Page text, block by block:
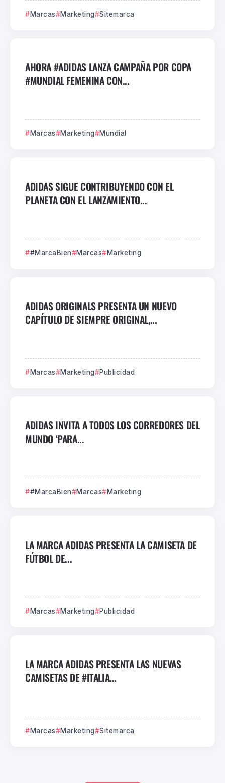
Marcas Marketing Sitemarca
AHORA #ADIDAS LANZA CAMPAÑA POR COPA
#MUNDIAL FEMENINA CON...
Marcas Marketing Mundial
ADIDAS SIGUE CONTRIBUYENDO CON EL
PLANETA CON EL LANZAMIENTO...
#MarcaBien Marcas Marketing
ADIDAS ORIGINALS PRESENTA UN NUEVO
CAPÍTULO DE SIEMPRE ORIGINAL,...
Marcas Marketing Publicidad
ADIDAS INVITA A TODOS LOS CORREDORES DEL
MUNDO ‘PARA...
#MarcaBien Marcas Marketing
LA MARCA ADIDAS PRESENTA LA CAMISETA DE
FÚTBOL DE...
Marcas Marketing Publicidad
LA MARCA ADIDAS PRESENTA LAS NUEVAS
CAMISETAS DE #ITALIA...
Marcas Marketing Sitemarca